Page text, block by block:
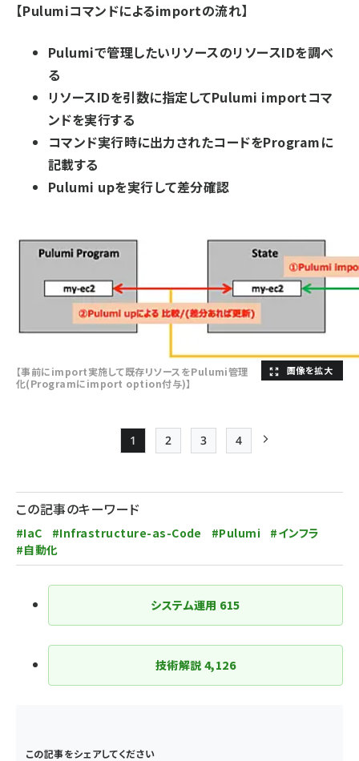
【Pulumiコマンドによるimportの流れ】
Pulumiで管理したいリソースのリソースIDを調べ
る
リソースIDを引数に指定してPulumi importコマ
ンドを実行する
コマンド実行時に出力されたコードをProgramに
記載する
Pulumi upを実行して差分確認
【事前にimport実施して既存リソースをPulumi管理
化(Programにimport option付与)】
送
Page
1
Page
2
Page
3
Page
4
この記事のキーワード
#IaC #Infrastructure-as-Code #Pulumi
#インフラ
#自動化
システム運用 615
技術解説 4,126
この記事をシェアしてください